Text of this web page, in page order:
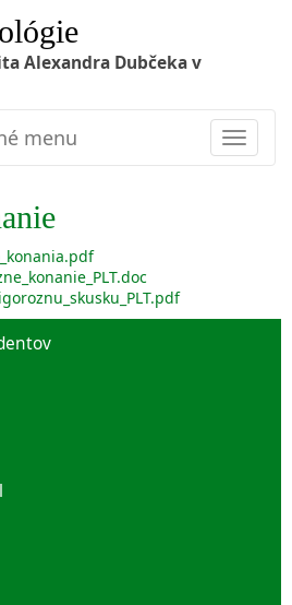
Alexandra Dubčeka v
Toggle
menu